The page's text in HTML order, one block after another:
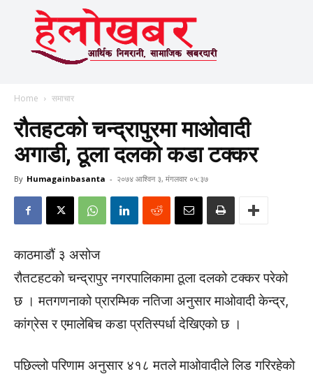
Home समाचार
रौतहटकाे चन्द्रापुरमा माओवादी
अगाडी, ठूला दलको कडा टक्कर
By Humagainbasanta - २०७४ आश्विन ३, मंगलवार ०५:३७
काठमाडौं ३ असोज
रौतटहटको चन्द्रापुर नगरपालिकामा ठूला दलको टक्कर परेको
छ । मतगणनाको प्रारम्भिक नतिजा अनुसार माओवादी केन्द्र,
कांग्रेस र एमालेबिच कडा प्रतिस्पर्धा देखिएको छ ।
पछिल्लो परिणाम अनुसार ४१८ मतले माओवादीले लिड गरिरहेको